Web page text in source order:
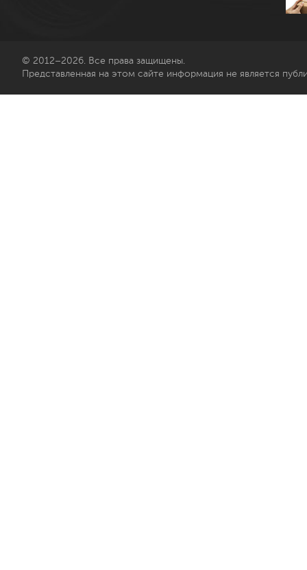
© 2012–2026. Все права защищены.
Представленная на этом сайте информация не является